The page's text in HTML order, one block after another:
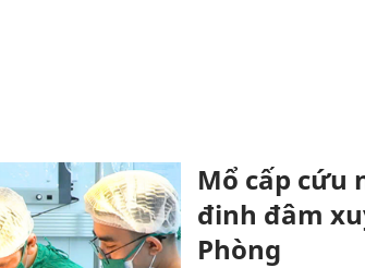
Mổ cấp cứu
đinh đâm
Phòng